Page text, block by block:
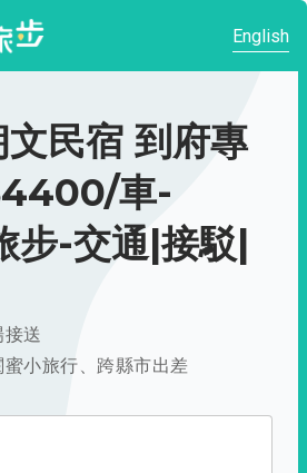
English
民宿 到府專
車-
-交通|接駁|
送
小旅行、跨縣市出差